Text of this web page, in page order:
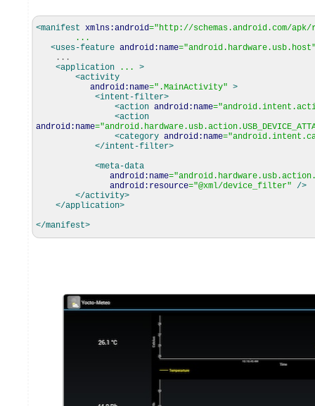
<manifest xmlns:android="http://schemas.android.com/
...
<uses-feature android:name=
...
<application ... >
<activity
android:name=".MainActivity" >
<intent-filter>
<action android:name=
<action
android:name=
<category android:name=
</intent-filter>
<meta-data
android:name=
android:resource="@xml/device_filter" />
</activity>
</application>
</manifest>